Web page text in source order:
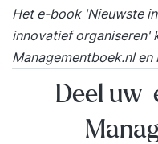
Het e-book 'Nieuwste
innovatief organiseren'
Managementboek.nlen
Deel uw